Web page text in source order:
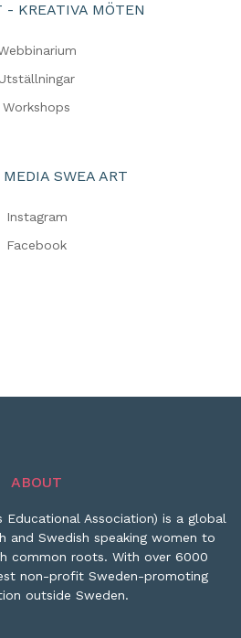
- KREATIVA MÖTEN
Workshops
SWEA ART
Instagram
Facebook
ABOUT
Educational Association) is a global
and Swedish speaking women to
common roots. With over 6000
non-profit Sweden-promoting
outside Sweden.